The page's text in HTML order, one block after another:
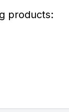
products: